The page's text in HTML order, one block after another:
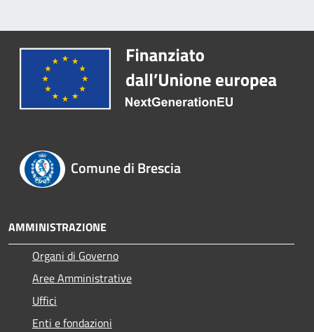
Comune di Brescia
AMMINISTRAZIONE
Organi di Governo
Aree Amministrative
Uffici
Enti e fondazioni